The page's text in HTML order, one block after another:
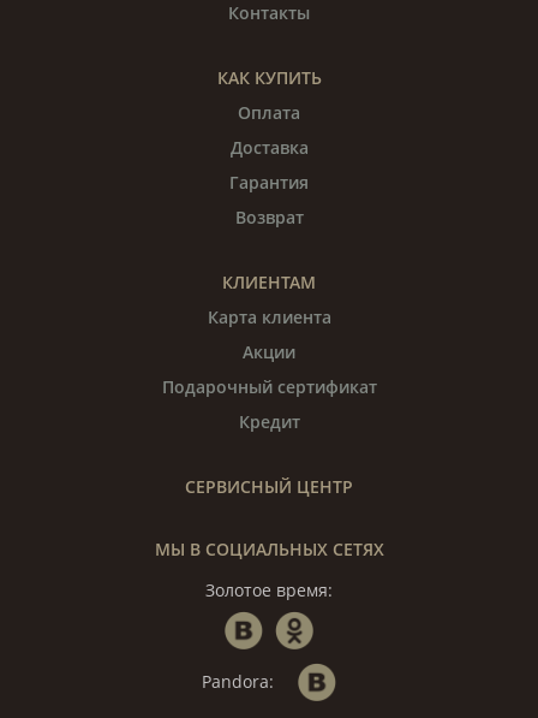
Контакты
КАК КУПИТЬ
Оплата
Доставка
Гарантия
Возврат
КЛИЕНТАМ
Карта клиента
Акции
Подарочный сертификат
Кредит
СЕРВИСНЫЙ ЦЕНТР
МЫ В СОЦИАЛЬНЫХ СЕТЯХ
Золотое время:
Pandora: